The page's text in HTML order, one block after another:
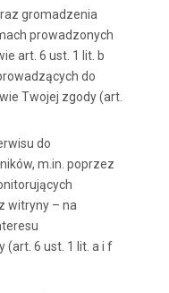
gromadzenia
prowadzonych
art. 6 ust. 1 lit. b
do
Twojej zgody (art.
do
m.in. poprzez
witryny – na
(art. 6 ust. 1 lit. a i f